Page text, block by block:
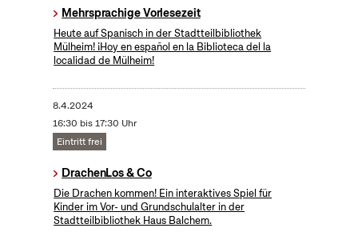
Mehrsprachige Vorlesezeit
Heute auf Spanisch in der Stadtteilbibliothek
Mülheim! ¡Hoy en español en la Biblioteca del la
localidad de Mülheim!
8.4.2024
16:30 bis 17:30 Uhr
Eintritt frei
DrachenLos & Co
Die Drachen kommen! Ein interaktives Spiel für
Kinder im Vor- und Grundschulalter in der
Stadtteilbibliothek Haus Balchem.